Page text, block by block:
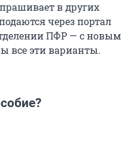
в других
через портал
ПФР — с новым
все эти варианты.